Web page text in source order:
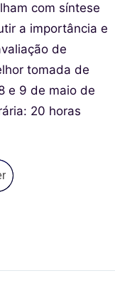
com síntese
a importância e
de
tomada de
: 8 e 9 de maio de
horasㅤㅤㅤㅤㅤㅤㅤㅤㅤㅤ